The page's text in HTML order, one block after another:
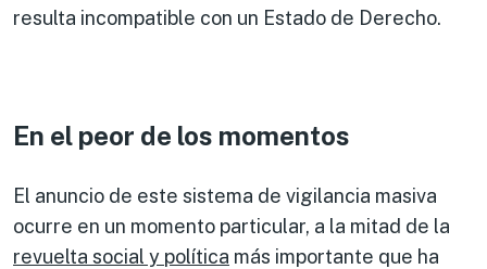
resulta incompatible con un Estado de Derecho.
En el peor de los momentos
El anuncio de este sistema de vigilancia masiva
ocurre en un momento particular, a la mitad de la
revuelta social y política más importante que ha